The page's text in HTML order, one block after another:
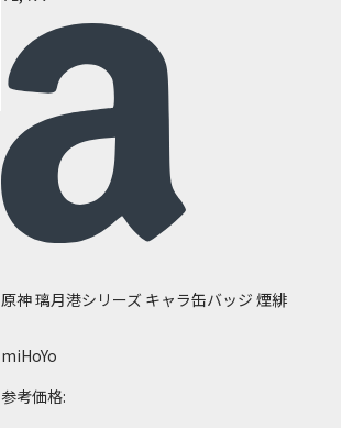
原神 璃月港シリーズ キャラ缶バッジ 煙緋
miHoYo
参考価格: